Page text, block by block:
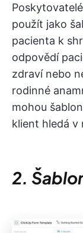
použít jako
pacienta k
odpovědí
zdraví nebo
rodinné
mohou
klient hledá v
2.